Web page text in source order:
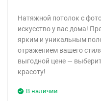
Натяжной потолок с
искусство у вас дома!
ярким и уникальным
отражением вашего
выгодной цене —
красоту!
В наличии